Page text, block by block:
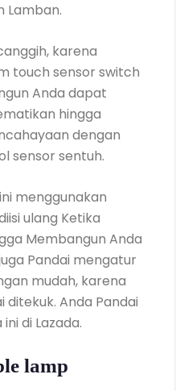
Lamban.
karena
touch sensor switch
Anda dapat
hingga
dengan
sensor sentuh.
menggunakan
ulang Ketika
Membangun Anda
Pandai mengatur
mudah, karena
ditekuk. Anda Pandai
di Lazada.
lamp